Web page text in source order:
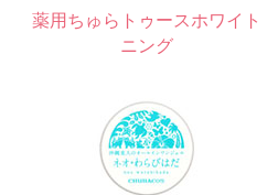
薬用ちゅらトゥースホワイト
ニング